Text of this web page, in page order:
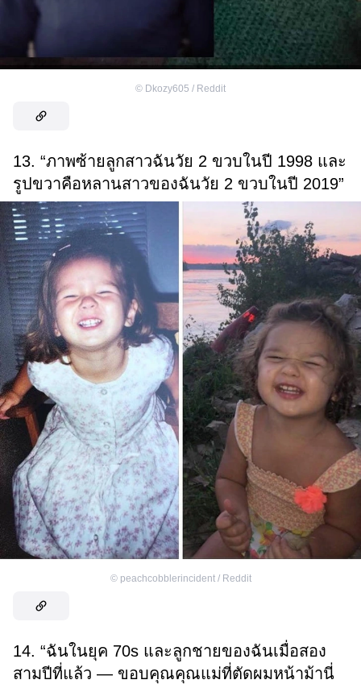
© Dkozy605 / Reddit
13. “ภาพซ้ายลูกสาวฉันวัย 2 ขวบในปี 1998 และ
รูปขวาคือหลานสาวของฉันวัย 2 ขวบในปี 2019”
© peachcobblerincident / Reddit
14. “ฉันในยุค 70s และลูกชายของฉันเมื่อสอง
สามปีที่แล้ว — ขอบคุณคุณแม่ที่ตัดผมหน้าม้านี่